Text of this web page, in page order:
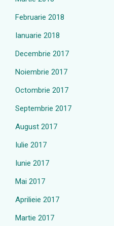
Februarie 2018
Ianuarie 2018
Decembrie 2017
Noiembrie 2017
Octombrie 2017
Septembrie 2017
August 2017
Iulie 2017
Iunie 2017
Mai 2017
Aprilieie 2017
Martie 2017